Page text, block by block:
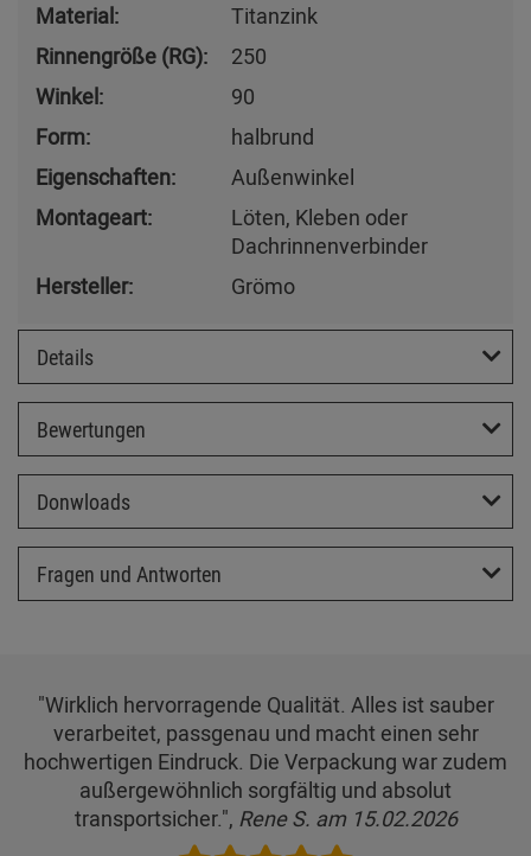
Material:
Titanzink
Rinnengröße (RG):
250
Winkel:
90
Form:
halbrund
Eigenschaften:
Außenwinkel
Montageart:
Löten, Kleben oder
Dachrinnenverbinder
Hersteller:
Grömo
Details
Bewertungen
Donwloads
Fragen und Antworten
"Wirklich hervorragende Qualität. Alles ist sauber
verarbeitet, passgenau und macht einen sehr
hochwertigen Eindruck. Die Verpackung war zudem
außergewöhnlich sorgfältig und absolut
transportsicher.", Rene S. am 15.02.2026